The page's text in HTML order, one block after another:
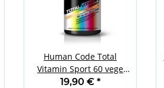
Human Code Total
Vitamin Sport 60 vege
caps
19,90 € *